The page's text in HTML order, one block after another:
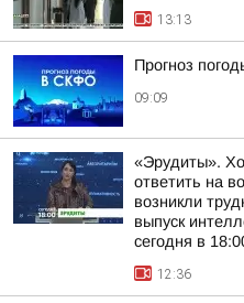
13:13
Прогноз
09:09
«Эрудиты».
ответить на
возникли
выпуск
сегодня в
12:36